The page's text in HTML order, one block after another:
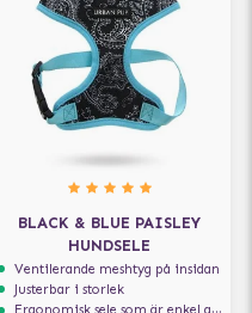
BLACK & BLUE PAISLEY
HUNDSELE
Ventilerande meshtyg på insidan
Justerbar i storlek